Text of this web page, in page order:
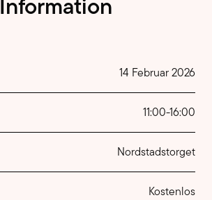
14 Februar 2026
11:00-16:00
Nordstadstorget
Kostenlos